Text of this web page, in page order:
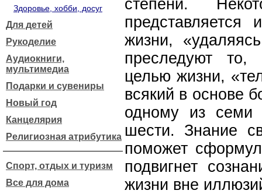
Здоровье, хобби, досуг
Для детей
Рукоделие
Аудиокниги,
мультимедиа
Подарки и сувениры
Новый год
Канцелярия
Религиозная атрибутика
Спорт, отдых и туризм
Все для дома
степени.
жизни,
преследуют то,
целью жизни,
всякий в основе
одному из семи
шести. Знание
поможет
подвигнет
жизни вне